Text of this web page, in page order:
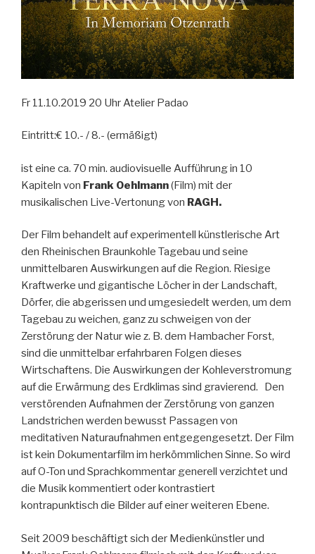
Fr 11.10.2019 20 Uhr Atelier Padao
Eintritt:€ 10.- / 8.- (ermäßigt)
ist eine ca. 70 min. audiovisuelle Aufführung in 10
Kapiteln von Frank Oehlmann(Film) mit der
musikalischen Live-Vertonung von RAGH.
Der Film behandelt auf experimentell künstlerische Art
den Rheinischen Braunkohle Tagebau und seine
unmittelbaren Auswirkungen auf die Region. Riesige
Kraftwerke und gigantische Löcher in der Landschaft,
Dörfer, die abgerissen und umgesiedelt werden, um dem
Tagebau zu weichen, ganz zu schweigen von der
Zerstörung der Natur wie z. B. dem Hambacher Forst,
sind die unmittelbar erfahrbaren Folgen dieses
Wirtschaftens. Die Auswirkungen der Kohleverstromung
auf die Erwärmung des Erdklimas sind gravierend. Den
verstörenden Aufnahmen der Zerstörung von ganzen
Landstrichen werden bewusst Passagen von
meditativen Naturaufnahmen entgegengesetzt. Der Film
ist kein Dokumentarfilm im herkömmlichen Sinne. So wird
auf O-Ton und Sprachkommentar generell verzichtet und
die Musik kommentiert oder kontrastiert
kontrapunktisch die Bilder auf einer weiteren Ebene.
Seit 2009 beschäftigt sich der Medienkünstler und